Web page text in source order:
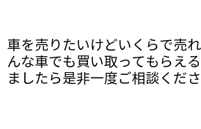
車を売りたいけどいくらで売
んな車でも買い取ってもらえ
ましたら是非一度ご相談くださ